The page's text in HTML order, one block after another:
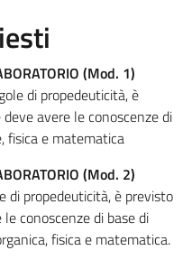
(Mod. 1)
di propedeuticità, è
avere le conoscenze di
fisica e matematica
(Mod. 2)
di propedeuticità, è previsto
conoscenze di base di
fisica e matematica.